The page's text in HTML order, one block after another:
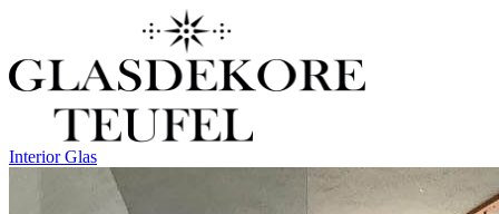
Interior Glas